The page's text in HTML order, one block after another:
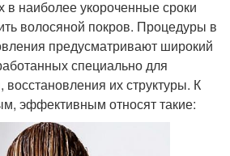
в наиболее укороченные сроки
волосяной покров. Процедуры в
предусматривают широкий
специально для
их структуры. К
эффективным относят такие: